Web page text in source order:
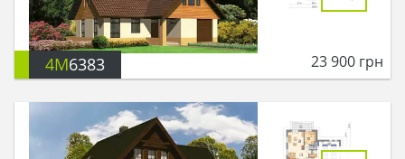
4M6383 23 900 грн